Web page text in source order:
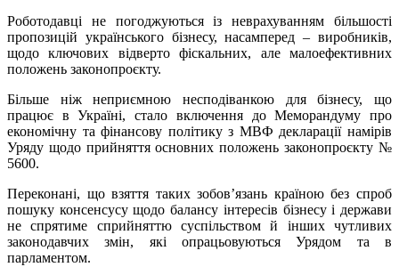
Роботодавці не погоджуються із неврахуванням більшості
пропозицій українського бізнесу, насамперед – виробників,
щодо ключових відверто фіскальних, але малоефективних
положень законопроєкту.
Більше ніж неприємною несподіванкою для бізнесу, що
працює в Україні, стало включення до Меморандуму про
економічну та фінансову політику з МВФ декларації намірів
Уряду щодо прийняття основних положень законопроєкту №
5600.
Переконані, що взяття таких зобов’язань країною без спроб
пошуку консенсусу щодо балансу інтересів бізнесу і держави
не спрятиме сприйняттю суспільством й інших чутливих
законодавчих змін, які опрацьовуються Урядом та в
парламентом.